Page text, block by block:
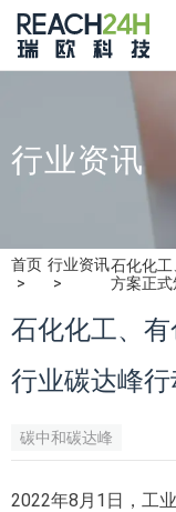
行业资讯
首页 行业资讯石化化
方案正式
石化化工、
行业碳达峰
碳中和碳达峰
2022年8月1日，工